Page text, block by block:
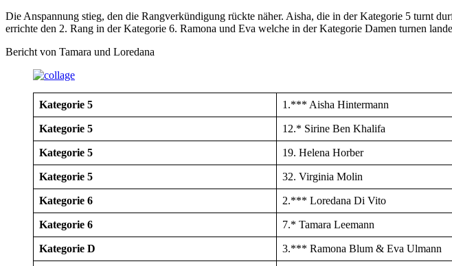
Die Anspannung stieg, den die Rangverkündigung rückte näher. Aisha, die in der Kategorie 5 turnt
errichte den 2. Rang in der Kategorie 6. Ramona und Eva welche in der Kategorie Damen turnen
Bericht von Tamara und Loredana
Kategorie 5 1.*** Aisha Hintermann
Kategorie 5 12.* Sirine Ben Khalifa
Kategorie 5 19. Helena Horber
Kategorie 5 32. Virginia Molin
Kategorie 6 2.*** Loredana Di Vito
Kategorie 6 7.* Tamara Leemann
Kategorie D 3.*** Ramona Blum & Eva Ulmann